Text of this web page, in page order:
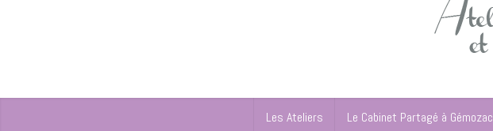
Les Ateliers Le Cabinet Partagé à Gémozac